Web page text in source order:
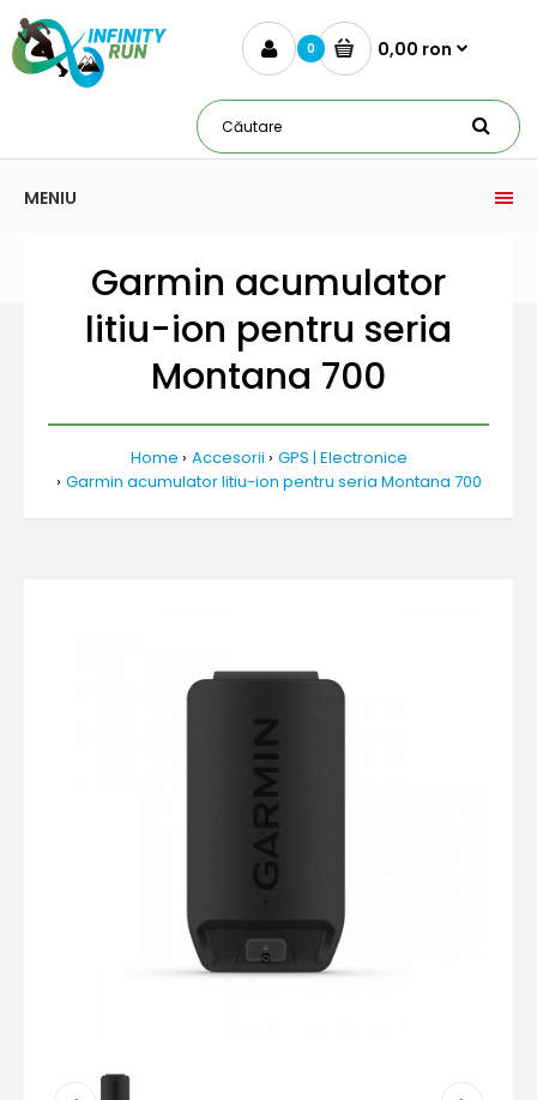
0 0,00 ron
MENIU
Garmin acumulator
litiu-ion pentru seria
Montana 700
Home Accesorii
GPS | Electronice
Garmin acumulator litiu-ion pentru seria Montana 700